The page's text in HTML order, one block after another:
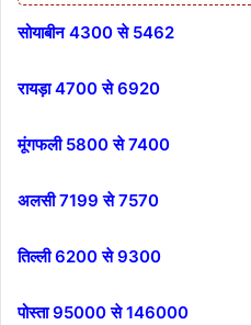
सोयाबीन 4300 से 5462
रायड़ा 4700 से 6920
मूंगफली 5800 से 7400
अलसी 7199 से 7570
तिल्ली 6200 से 9300
पोस्ता 95000 से 146000